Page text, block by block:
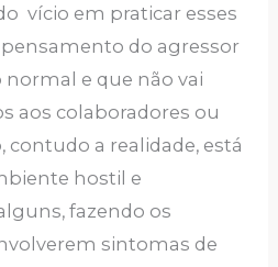
vício em praticar esses
do agressor
e que não vai
aos colaboradores ou
a realidade, está
hostil e
fazendo os
sintomas de